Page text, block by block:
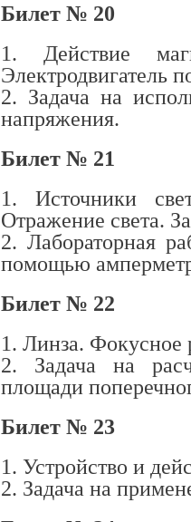
Билет № 20
1. Действие
Электродвигатель
2. Задача на
напряжения.
Билет № 21
1. Источники
Отражение света.
2. Лабораторная
помощью
Билет № 22
1. Линза. Фокусное
2. Задача на
площади
Билет № 23
1. Устройство и
2. Задача на